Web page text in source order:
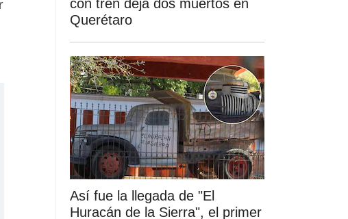
con tren deja dos muertos en
Querétaro
Así fue la llegada de "El
Huracán de la Sierra", el primer